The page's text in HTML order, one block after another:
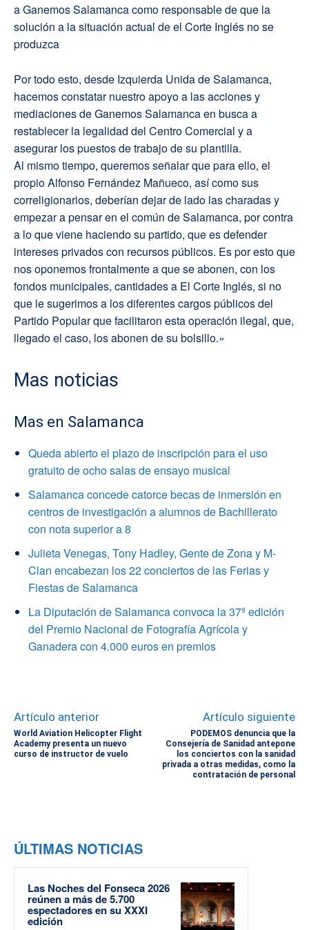
a Ganemos Salamanca como responsable de que la
solución a la situación actual de el Corte Inglés no se
produzca
Por todo esto, desde Izquierda Unida de Salamanca,
hacemos constatar nuestro apoyo a las acciones y
mediaciones de Ganemos Salamanca en busca a
restablecer la legalidad del Centro Comercial y a
asegurar los puestos de trabajo de su plantilla.
Al mismo tiempo, queremos señalar que para ello, el
propio Alfonso Fernández Mañueco, así como sus
correligionarios, deberían dejar de lado las charadas y
empezar a pensar en el común de Salamanca, por contra
a lo que viene haciendo su partido, que es defender
intereses privados con recursos públicos. Es por esto que
nos oponemos frontalmente a que se abonen, con los
fondos municipales, cantidades a El Corte Inglés, si no
que le sugerimos a los diferentes cargos públicos del
Partido Popular que facilitaron esta operación ilegal, que,
llegado el caso, los abonen de su bolsillo.»
Mas noticias
Mas en Salamanca
Queda abierto el plazo de inscripción para el uso
gratuito de ocho salas de ensayo musical
Salamanca concede catorce becas de inmersión en
centros de investigación a alumnos de Bachillerato
con nota superior a 8
Julieta Venegas, Tony Hadley, Gente de Zona y M-
Clan encabezan los 22 conciertos de las Ferias y
Fiestas de Salamanca
La Diputación de Salamanca convoca la 37ª edición
del Premio Nacional de Fotografía Agrícola y
Ganadera con 4.000 euros en premios
Artículo anterior
World Aviation Helicopter Flight
Academy presenta un nuevo
curso de instructor de vuelo
Artículo siguiente
PODEMOS denuncia que la
Consejería de Sanidad antepone
los conciertos con la sanidad
privada a otras medidas, como la
contratación de personal
ÚLTIMAS NOTICIAS
Las Noches del Fonseca 2026
reúnen a más de 5.700
espectadores en su XXXI
edición